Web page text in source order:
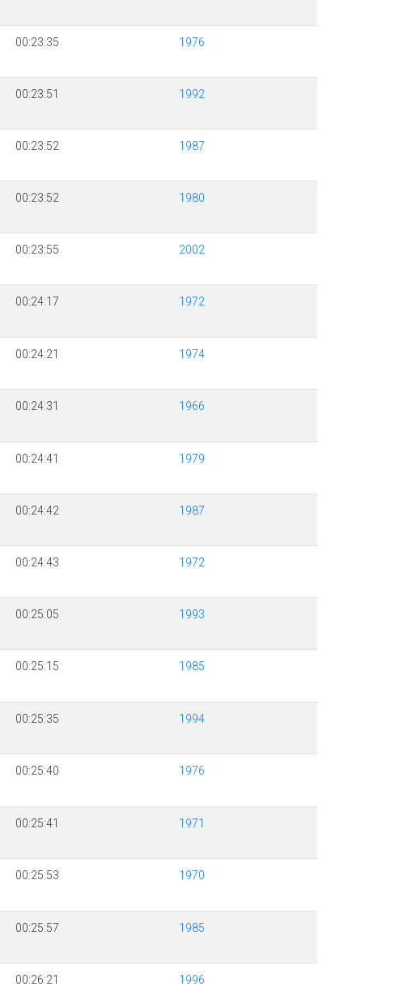
00:23:35 1976
00:23:51 1992
00:23:52 1987
00:23:52 1980
00:23:55 2002
00:24:17 1972
00:24:21 1974
00:24:31 1966
00:24:41 1979
00:24:42 1987
00:24:43 1972
00:25:05 1993
00:25:15 1985
00:25:35 1994
00:25:40 1976
00:25:41 1971
00:25:53 1970
00:25:57 1985
00:26:21 1996